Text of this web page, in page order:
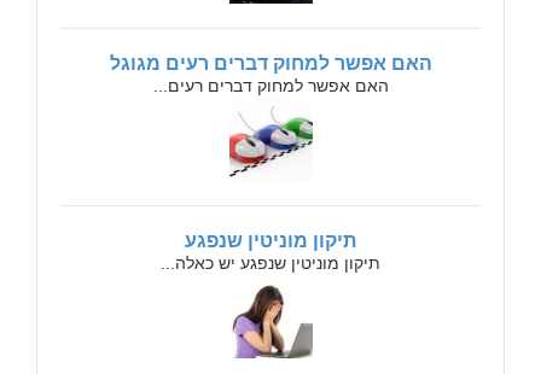
האם אפשר למחוק דברים רעים מגוגל
האם אפשר למחוק דברים רעים...
תיקון מוניטין שנפגע
תיקון מוניטין שנפגע יש כאלה...